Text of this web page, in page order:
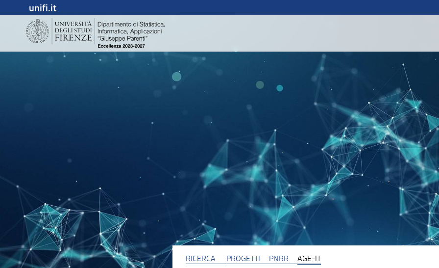
unifi.it
RICERCA PROGETTI PNRR AGE-IT